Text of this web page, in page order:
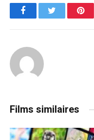
FacebookTwitter
Films similaires